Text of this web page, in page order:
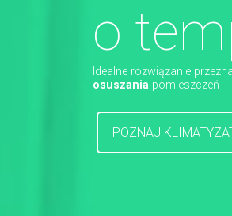
o
Idealne rozwiązanie
osuszania pomieszczeń
POZNAJ